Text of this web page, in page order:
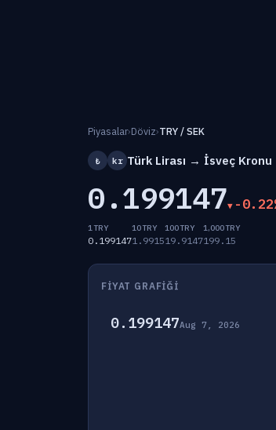
Piyasalar›Döviz›TRY / SEK
₺ kr Türk Lirası → İsveç Kronu
0.199147 -
1 TRY
0.199147
10 TRY
1.9915
100 TRY
19.9147
1,000 TRY
199.15
FIYAT GRAFIĞI
0.199147Aug 7, 2026